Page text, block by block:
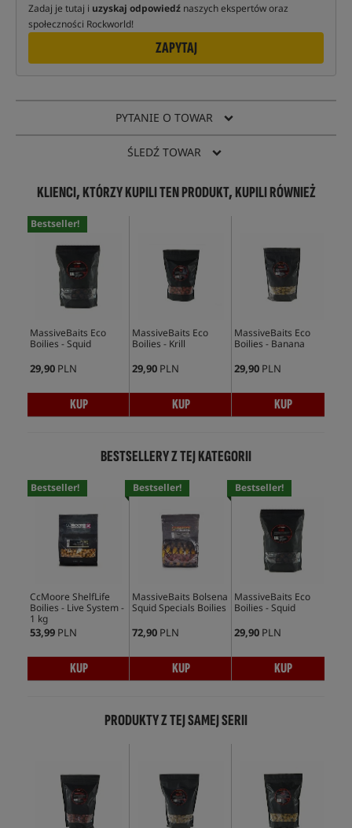
Zadaj je tutaj i uzyskaj odpowiedź naszych ekspertów oraz
społeczności Rockworld!
ZAPYTAJ
PYTANIE O TOWAR
ŚLEDŹ TOWAR
KLIENCI, KTÓRZY KUPILI TEN PRODUKT, KUPILI RÓWNIEŻ
Bestseller!
MassiveBaits Eco
Boilies - Squid
29,90 PLN
KUP
MassiveBaits Eco
Boilies - Krill
29,90 PLN
KUP
MassiveBaits Eco
Boilies - Banana
29,90 PLN
KUP
BESTSELLERY Z TEJ KATEGORII
Bestseller!
CcMoore ShelfLife
Boilies - Live System -
1 kg
53,99 PLN
KUP
Bestseller!
MassiveBaits Bolsena
Squid Specials Boilies
72,90 PLN
KUP
Bestseller!
MassiveBaits Eco
Boilies - Squid
29,90 PLN
KUP
PRODUKTY Z TEJ SAMEJ SERII